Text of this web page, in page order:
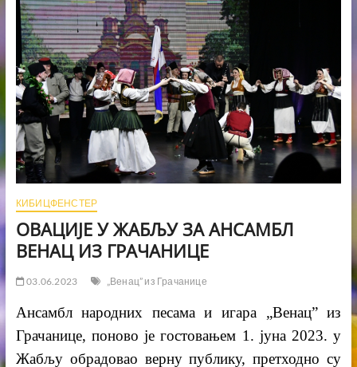
КИБИЦФЕНСТЕР
ОВАЦИЈЕ У ЖАБЉУ ЗА АНСАМБЛ
ВЕНАЦ ИЗ ГРАЧАНИЦЕ
03.06.2023 „Венац” из Грачанице
Ансамбл народних песама и игара „Венац” из
Грачанице, поново је гостовањем 1. јуна 2023. у
Жабљу обрадовао верну публику, претходно су